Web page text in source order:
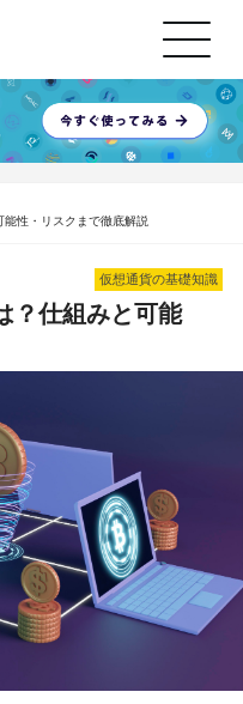
能性・リスクまで徹底解説
仮想通貨の基礎知識
？仕組みと可能